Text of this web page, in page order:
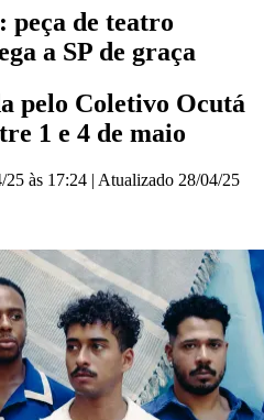
peça de teatro
a SP de graça
pelo Coletivo Ocutá
1 e 4 de maio
25 às 17:24 | Atualizado 28/04/25